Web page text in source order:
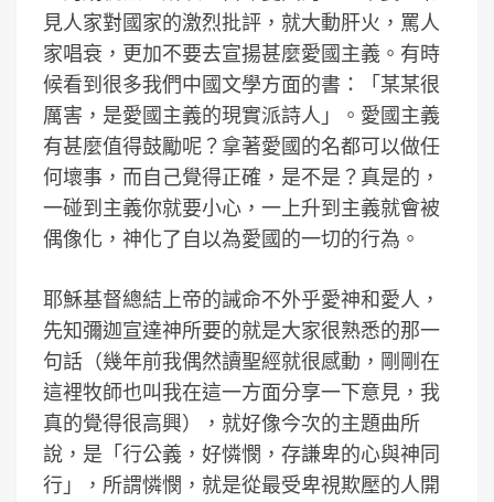
見人家對國家的激烈批評，就大動肝火，罵人
家唱衰，更加不要去宣揚甚麼愛國主義。有時
候看到很多我們中國文學方面的書：「某某很
厲害，是愛國主義的現實派詩人」。愛國主義
有甚麼值得鼓勵呢？拿著愛國的名都可以做任
何壞事，而自己覺得正確，是不是？真是的，
一碰到主義你就要小心，一上升到主義就會被
偶像化，神化了自以為愛國的一切的行為。
耶穌基督總結上帝的誡命不外乎愛神和愛人，
先知彌迦宣達神所要的就是大家很熟悉的那一
句話（幾年前我偶然讀聖經就很感動，剛剛在
這裡牧師也叫我在這一方面分享一下意見，我
真的覺得很高興），就好像今次的主題曲所
說，是「行公義，好憐憫，存謙卑的心與神同
行」，所謂憐憫，就是從最受卑視欺壓的人開